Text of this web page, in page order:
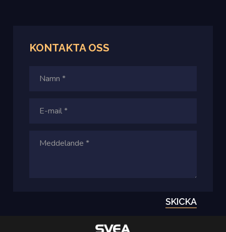
KONTAKTA OSS
SKICKA